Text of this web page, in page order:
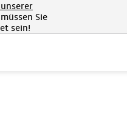
müssen Sie
sein!